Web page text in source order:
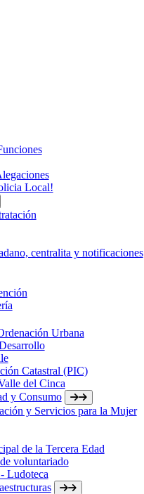
Local!
centralita y notificaciones
Urbana
Catastral (PIC)
del Cinca
y Consumo
y Servicios para la Mujer
de la Tercera Edad
voluntariado
Ludoteca